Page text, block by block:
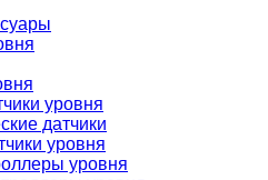
уровня
датчики
уровня
уровня